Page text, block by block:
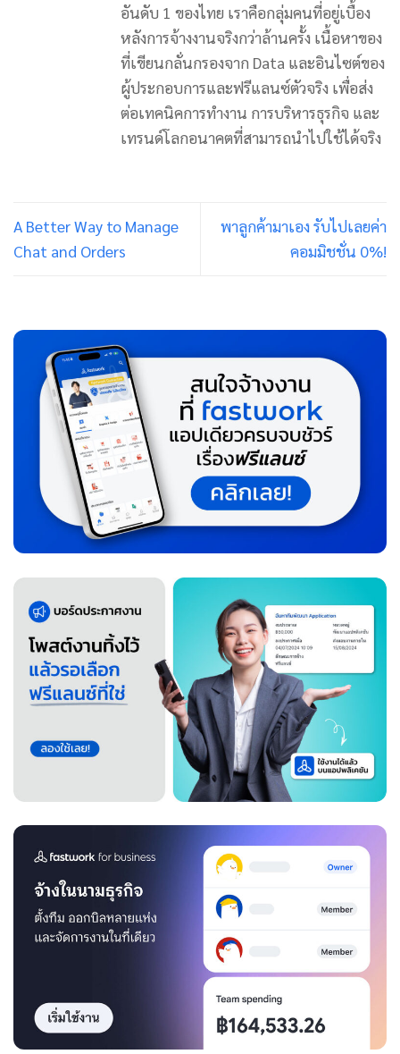
อันดับ 1 ของไทย เราคือกลุ่มคนที่อยู่เบื้อง
หลังการจ้างงานจริงกว่าล้านครั้ง เนื้อหาของ
ที่เขียนกลั่นกรองจาก Data และอินไซต์ของ
ผู้ประกอบการและฟรีแลนซ์ตัวจริง เพื่อส่ง
ต่อเทคนิคการทำงาน การบริหารธุรกิจ และ
เทรนด์โลกอนาคตที่สามารถนำไปใช้ได้จริง
A Better Way to Manage
Chat and Orders
พาลูกค้ามาเอง รับไปเลยค่า
คอมมิชชั่น 0%!